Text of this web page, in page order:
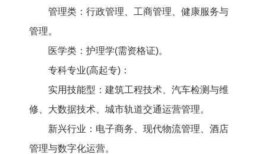
管理类：行政管理、工商管理、健康服务与
管理。
医学类：护理学(需资格证)。
专科专业(高起专)：
实用技能型：建筑工程技术、汽车检测与维
修、大数据技术、城市轨道交通运营管理。
新兴行业：电子商务、现代物流管理、酒店
管理与数字化运营。